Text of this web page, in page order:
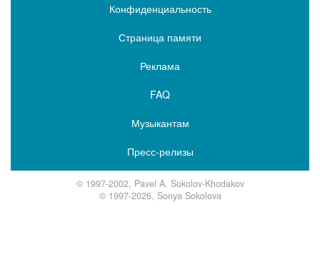
Конфиденциальность
Страница памяти
Реклама
FAQ
Музыкантам
Пресс-релизы
© 1997-2002, Pavel A. Sokolov-Khodakov
© 1997-2026, Sonya Sokolova